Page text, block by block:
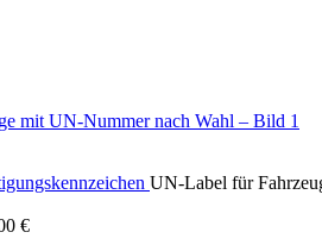
UN-Label für
€